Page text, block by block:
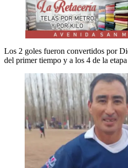
Los 2 goles fueron convertidos por
del primer tiempo y a los 4 de la